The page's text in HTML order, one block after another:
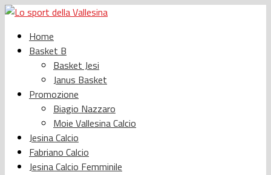
Home
Basket B
Basket Jesi
Janus Basket
Promozione
Biagio Nazzaro
Moie Vallesina Calcio
Jesina Calcio
Fabriano Calcio
Jesina Calcio Femminile